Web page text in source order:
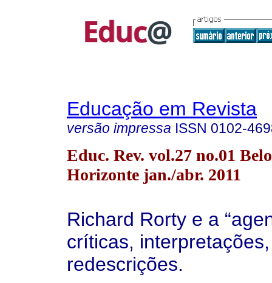
Educação em Revista
versão impressa ISSN 0102-
Educ. Rev. vol.27 no.01 Belo
Horizonte jan./abr. 2011
Richard Rorty e a
críticas, interpretações,
redescrições.